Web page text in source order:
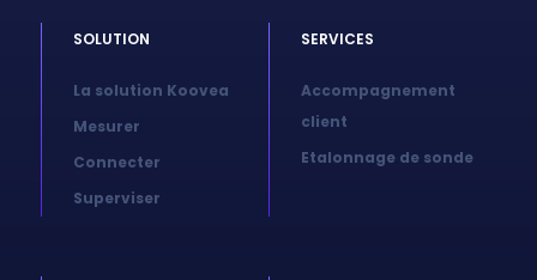
SOLUTION
La solution Koovea
Mesurer
Connecter
Superviser
SERVICES
Accompagnement
client
Etalonnage de sonde